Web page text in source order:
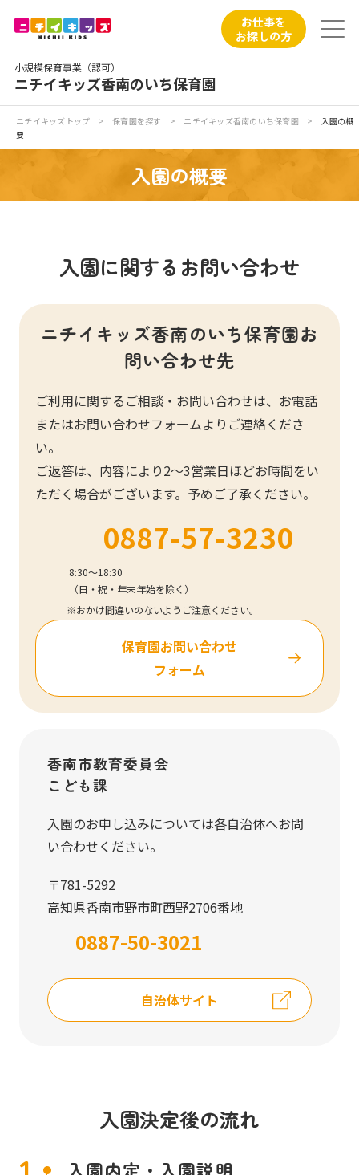
小規模保育事業（認可）
ニチイキッズ香南のいち保育園
お仕事を
お探しの方
ニチイが大切にしていること
入園の概要
子育てひろばのご紹介
お仕事をお探しの方
よくあるご質問
保育園に関するお問い合わせ
サイトマップ ニチイ学館オフィシャルサイト
ニチイキッズトップ > 保育園を探す > ニチイキッズ香南のいち保育園 >
入園の概
要
入園の概要
入園に関するお問い合わせ
ニチイキッズ香南のいち保育園お
問い合わせ先
ご利用に関するご相談・お問い合わせは、お電話
またはお問い合わせフォームよりご連絡くださ
い。
ご返答は、内容により2～3営業日ほどお時間をい
ただく場合がございます。予めご了承ください。
0887-57-3230
8:30～18:30
（日・祝・年末年始を除く）
※おかけ間違いのないようご注意ください。
保育園お問い合わせ
フォーム
香南市教育委員会
こども課
入園のお申し込みについては各自治体へお問
い合わせください。
〒781-5292
高知県香南市野市町西野2706番地
0887-50-3021
自治体サイト
入園決定後の流れ
入園内定・入園説明